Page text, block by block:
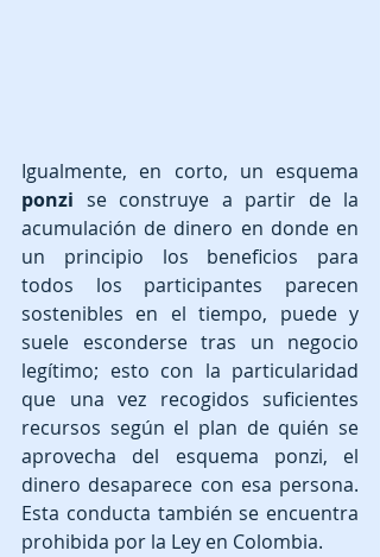
ponzi se construye a partir de la
acumulación de dinero en donde en
un principio los beneficios para
todos los participantes parecen
sostenibles en el tiempo, puede y
suele esconderse tras un negocio
legítimo; esto con la particularidad
que una vez recogidos suficientes
recursos según el plan de quién se
aprovecha del esquema ponzi, el
dinero desaparece con esa persona.
Esta conducta también se encuentra
prohibida por la Ley en Colombia.